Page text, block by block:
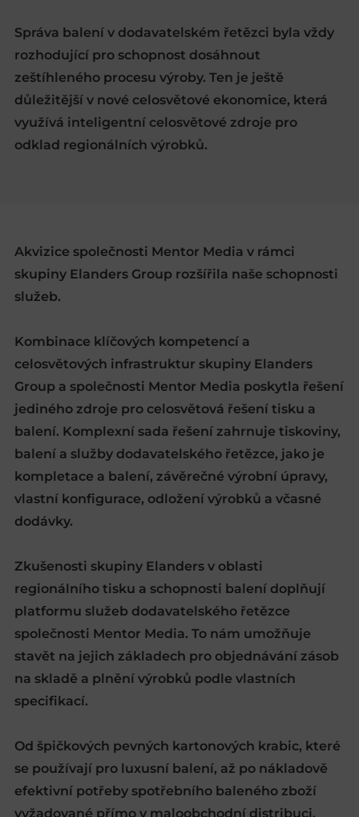
Správa balení v dodavatelském řetězci byla vždy
rozhodující pro schopnost dosáhnout
zeštíhleného procesu výroby. Ten je ještě
důležitější v nové celosvětové ekonomice, která
využívá inteligentní celosvětové zdroje pro
odklad regionálních výrobků.
Akvizice společnosti Mentor Media v rámci
skupiny Elanders Group rozšířila naše schopnosti
služeb.
Kombinace klíčových kompetencí a
celosvětových infrastruktur skupiny Elanders
Group a společnosti Mentor Media poskytla řešení
jediného zdroje pro celosvětová řešení tisku a
balení. Komplexní sada řešení zahrnuje tiskoviny,
balení a služby dodavatelského řetězce, jako je
kompletace a balení, závěrečné výrobní úpravy,
vlastní konfigurace, odložení výrobků a včasné
dodávky.
Zkušenosti skupiny Elanders v oblasti
regionálního tisku a schopnosti balení doplňují
platformu služeb dodavatelského řetězce
společnosti Mentor Media. To nám umožňuje
stavět na jejich základech pro objednávání zásob
na skladě a plnění výrobků podle vlastních
specifikací.
Od špičkových pevných kartonových krabic, které
se používají pro luxusní balení, až po nákladově
efektivní potřeby spotřebního baleného zboží
vyžadované přímo v maloobchodní distribuci.